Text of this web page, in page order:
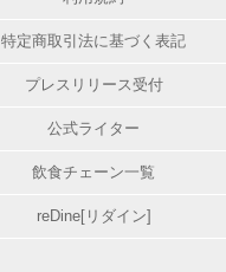
特定商取引法に基づく表記
プレスリリース受付
公式ライター
飲食チェーン一覧
reDine[リダイン]